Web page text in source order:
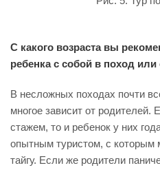
С какого возраста вы
ребенка с собой в поход или
В несложных походах почти
многое зависит от родителей.
стажем, то и ребенок у них
опытным туристом, с которым
тайгу. Если же родители